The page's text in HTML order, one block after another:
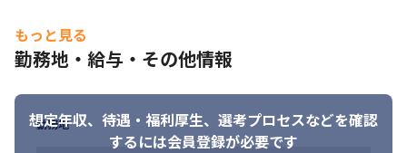
・OS、各種ミドルウェア、データベースの設定・パフォーマンス
チューニング
・障害切り分け/対応
・セキュリティ対応
・AI活用におけるセキュリティリスク管理やガイドライン策定経
験
セキュリティ課題を仕組みやアーキテクチャで解決することに興
味をお持ちの方
・セキュリティを属人的な運用や個別対応ではなく、組織全体で
もっと見る
勤務地・給与・その他情報
想定年収、待遇・福利厚生、 選考プロセスなどを確認
するには会員登録が必要です
勤務地